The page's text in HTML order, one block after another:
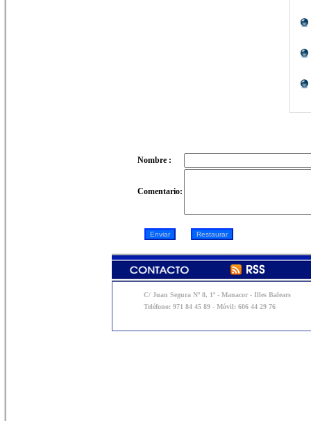
Nombre :
Comentario:
C/ Juan Segura Nº 8, 1º - Manacor - Illes Balears
Teléfono: 971 84 45 89 - Móvil: 606 44 29 76